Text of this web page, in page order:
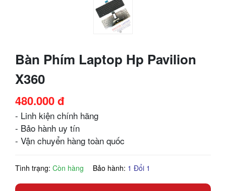
Bàn Phím Laptop Hp Pavilion
X360
480.000 đ
- Linh kiện chính hãng
- Bảo hành uy tín
- Vận chuyển hàng toàn quốc
Tình trạng: Còn hàng Bảo hành: 1 Đổi 1